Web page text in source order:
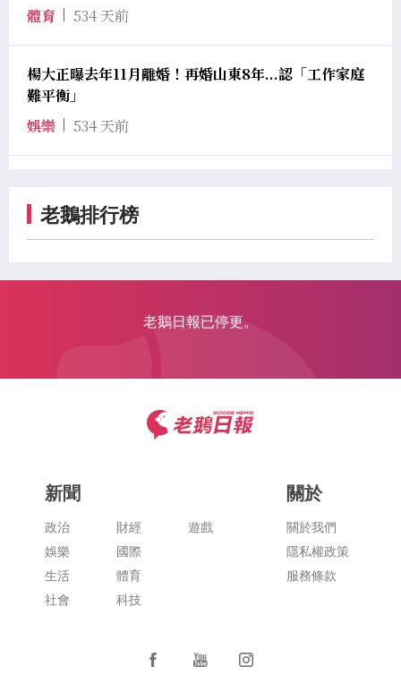
體育
534 天前
楊大正曝去年11月離婚！再婚山東8年...認「工作家庭
難平衡」
娛樂
534 天前
老鵝排行榜
老鵝日報已停更。
新聞
政治
娛樂
生活
社會
財經
國際
體育
科技
遊戲
關於
關於我們
隱私權政策
服務條款